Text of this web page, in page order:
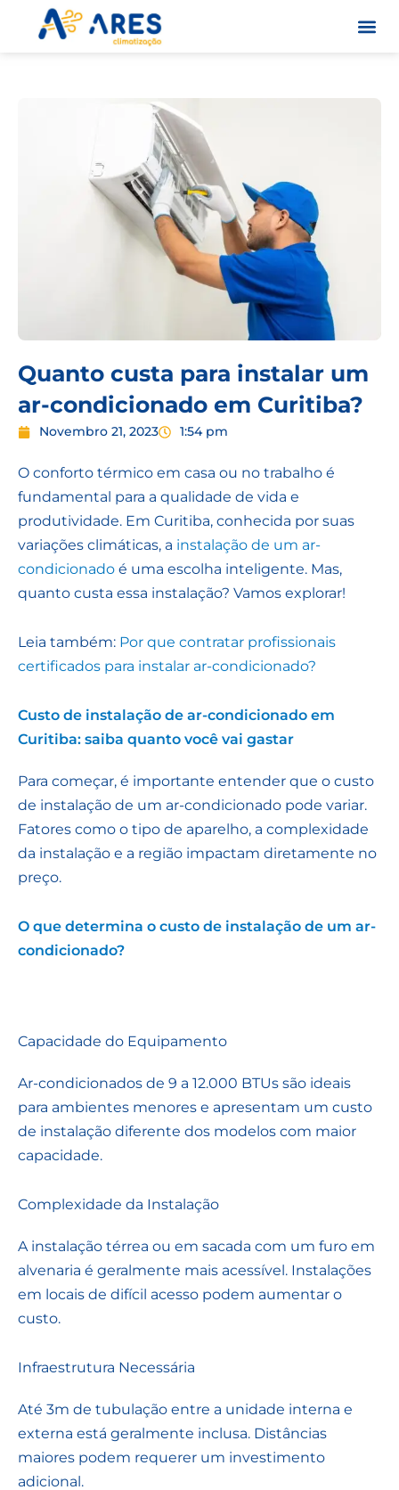
Quanto custa para instalar um
ar-condicionado em Curitiba?
Novembro 21, 2023 1:54 pm
O conforto térmico em casa ou no trabalho é
fundamental para a qualidade de vida e
produtividade. Em Curitiba, conhecida por suas
variações climáticas, a instalação de um ar-
condicionado é uma escolha inteligente. Mas,
quanto custa essa instalação? Vamos explorar!
Leia também: Por que contratar profissionais
certificados para instalar ar-condicionado?
Custo de instalação de ar-condicionado em
Curitiba: saiba quanto você vai gastar
Para começar, é importante entender que o custo
de instalação de um ar-condicionado pode variar.
Fatores como o tipo de aparelho, a complexidade
da instalação e a região impactam diretamente no
preço.
O que determina o custo de instalação de um ar-
condicionado?
Capacidade do Equipamento
Ar-condicionados de 9 a 12.000 BTUs são ideais
para ambientes menores e apresentam um custo
de instalação diferente dos modelos com maior
capacidade.
Complexidade da Instalação
A instalação térrea ou em sacada com um furo em
alvenaria é geralmente mais acessível. Instalações
em locais de difícil acesso podem aumentar o
custo.
Infraestrutura Necessária
Até 3m de tubulação entre a unidade interna e
externa está geralmente inclusa. Distâncias
maiores podem requerer um investimento
adicional.